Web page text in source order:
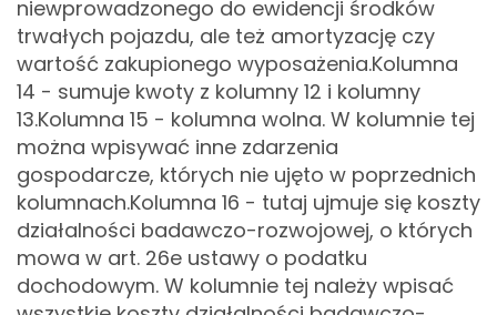
niewprowadzonego do ewidencji środków
trwałych pojazdu, ale też amortyzację czy
wartość zakupionego wyposażenia.Kolumna
14 - sumuje kwoty z kolumny 12 i kolumny
13.Kolumna 15 - kolumna wolna. W kolumnie tej
można wpisywać inne zdarzenia
gospodarcze, których nie ujęto w poprzednich
kolumnach.Kolumna 16 - tutaj ujmuje się koszty
działalności badawczo-rozwojowej, o których
mowa w art. 26e ustawy o podatku
dochodowym. W kolumnie tej należy wpisać